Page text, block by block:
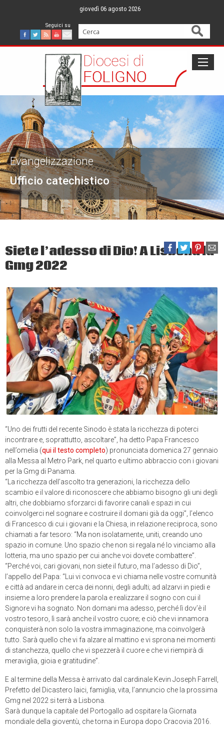
content
giovedì 06 agosto 2026
Facebook
Twitter
FeedYoutube
Mail
Cerca
Ufficio catechistico
Evangelizzazione
Siete l’adesso di Dio! A Lisbona la
Gmg 2022
“Uno dei frutti del recente Sinodo è stata la ricchezza di poterci
incontrare e, soprattutto, ascoltare”, ha detto Papa Francesco
nell’omelia (qui il testo completo) pronunciata domenica 27 gennaio
alla Messa al Metro Park, nel quarto e ultimo abbraccio con i giovani
per la Gmg di Panama.
“La ricchezza dell’ascolto tra generazioni, la ricchezza dello
scambio e il valore di riconoscere che abbiamo bisogno gli uni degli
altri, che dobbiamo sforzarci di favorire canali e spazi in cui
coinvolgerci nel sognare e costruire il domani già da oggi”, l’elenco
di Francesco di cui i giovani e la Chiesa, in relazione reciproca, sono
chiamati a far tesoro: “Ma non isolatamente, uniti, creando uno
spazio in comune. Uno spazio che non si regala né lo vinciamo alla
lotteria, ma uno spazio per cui anche voi dovete combattere”.
“Perché voi, cari giovani, non siete il futuro, ma l’adesso di Dio”,
l’appello del Papa: “Lui vi convoca e vi chiama nelle vostre comunità
e città ad andare in cerca dei nonni, degli adulti; ad alzarvi in piedi e
insieme a loro prendere la parola e realizzare il sogno con cui il
Signore vi ha sognato. Non domani ma adesso, perché lì dov’è il
vostro tesoro, lì sarà anche il vostro cuore; e ciò che vi innamora
conquisterà non solo la vostra immaginazione, ma coinvolgerà
tutto. Sarà quello che vi fa alzare al mattino e vi sprona nei momenti
di stanchezza, quello che vi spezzerà il cuore e che vi riempirà di
meraviglia, gioia e gratitudine”.
E al termine della Messa è arrivato dal cardinale Kevin Joseph Farrell,
Prefetto del Dicastero laici, famiglia, vita, l’annuncio che la prossima
Gmg nel 2022 si terrà a Lisbona.
Sarà dunque la capitale del Portogallo ad ospitare la Giornata
mondiale della gioventù, che torna in Europa dopo Cracovia 2016.